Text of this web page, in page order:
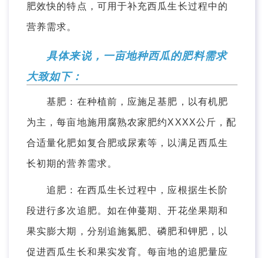
肥效快的特点，可用于补充西瓜生长过程中的
营养需求。
具体来说，一亩地种西瓜的肥料需求
大致如下：
基肥：在种植前，应施足基肥，以有机肥
为主，每亩地施用腐熟农家肥约XXXX公斤，配
合适量化肥如复合肥或尿素等，以满足西瓜生
长初期的营养需求。
追肥：在西瓜生长过程中，应根据生长阶
段进行多次追肥。如在伸蔓期、开花坐果期和
果实膨大期，分别追施氮肥、磷肥和钾肥，以
促进西瓜生长和果实发育。每亩地的追肥量应